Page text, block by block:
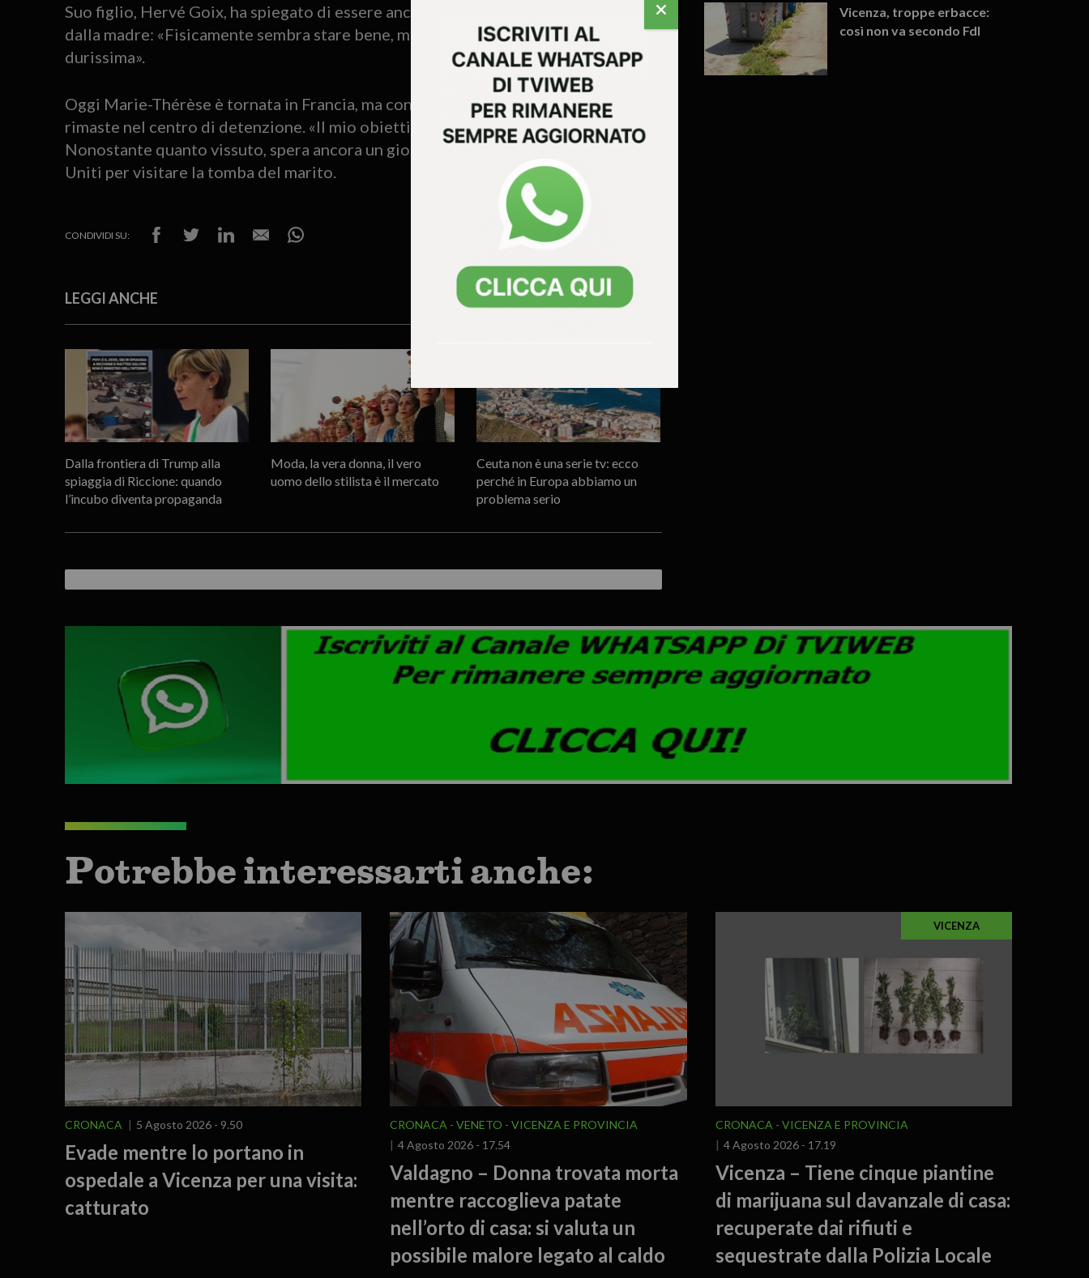
Suo figlio, Hervé Goix, ha spiegato di essere ancora colpito dalla forza dimostrata
dalla madre: «Fisicamente sembra stare bene, ma emotivamente è stata una prova
durissima».
Oggi Marie-Thérèse è tornata in Francia, ma continua a pensare alle persone
rimaste nel centro di detenzione. «Il mio obiettivo è farle uscire da lì», ha detto.
Nonostante quanto vissuto, spera ancora un giorno di poter tornare negli Stati
Uniti per visitare la tomba del marito.
CONDIVIDI SU:
LEGGI ANCHE
Dalla frontiera di Trump alla
spiaggia di Riccione: quando
l’incubo diventa propaganda
Moda, la vera donna, il vero
uomo dello stilista è il mercato
Ceuta non è una serie tv: ecco
perché in Europa abbiamo un
problema serio
Vicenza, troppe erbacce:
così non va secondo FdI
Potrebbe interessarti anche:
CRONACA 5 Agosto 2026 - 9.50
Evade mentre lo portano in
ospedale a Vicenza per una visita:
catturato
CRONACA VENETO
VICENZA E PROVINCIA
4 Agosto 2026 - 17.54
Valdagno – Donna trovata morta
mentre raccoglieva patate
nell’orto di casa: si valuta un
possibile malore legato al caldo
VICENZA
CRONACA
VICENZA E PROVINCIA
4 Agosto 2026 - 17.19
Vicenza – Tiene cinque piantine
di marijuana sul davanzale di casa:
recuperate dai rifiuti e
sequestrate dalla Polizia Locale